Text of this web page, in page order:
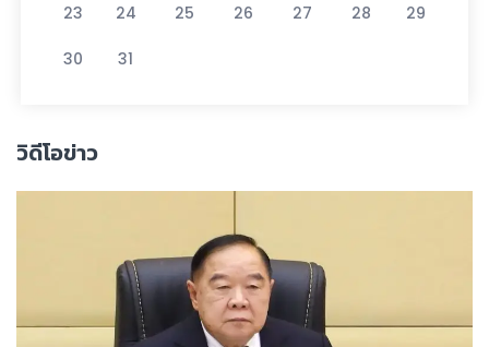
23 24 25 26 27 28 29
30 31
วิดีโอข่าว